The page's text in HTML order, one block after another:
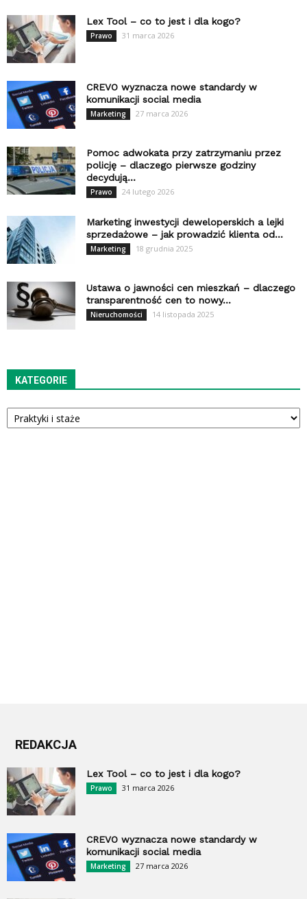
Lex Tool – co to jest i dla kogo?
Prawo 31 marca 2026
CREVO wyznacza nowe standardy w
komunikacji social media
Marketing 27 marca 2026
Pomoc adwokata przy zatrzymaniu przez
policję – dlaczego pierwsze godziny
decydują...
Prawo 24 lutego 2026
Marketing inwestycji deweloperskich a lejki
sprzedażowe – jak prowadzić klienta od...
Marketing 18 grudnia 2025
Ustawa o jawności cen mieszkań – dlaczego
transparentność cen to nowy...
Nieruchomości 14 listopada 2025
KATEGORIE
Kategorie
REDAKCJA
Lex Tool – co to jest i dla kogo?
Prawo 31 marca 2026
CREVO wyznacza nowe standardy w
komunikacji social media
Marketing 27 marca 2026